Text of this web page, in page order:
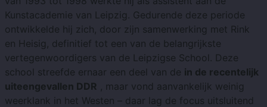
Kunstacademie van Leipzig. Gedurende deze periode
ontwikkelde hij zich, door zijn samenwerking met Rink
en Heisig, definitief tot een van de belangrijkste
vertegenwoordigers van de Leipzigse School. Deze
school streefde ernaar een deel van de in de recentelijk
uiteengevallen DDR , maar vond aanvankelijk weinig
weerklank in het Westen – daar lag de focus uitsluitend